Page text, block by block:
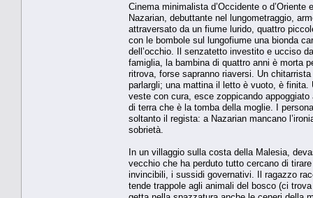
Cinema minimalista d’Occidente o
Nazarian, debuttante nel lungometraggio,
attraversato da un fiume lurido, quattro
con le bombole sul lungofiume una bionda
dell’occhio. Il senzatetto investito e ucciso
famiglia, la bambina di quattro anni è morta
ritrova, forse sapranno riaversi. Un
parlargli; una mattina il letto è vuoto, è
veste con cura, esce zoppicando
di terra che è la tomba della moglie. I
soltanto il regista: a Nazarian mancano
sobrietà.
In un villaggio sulla costa della Malesia,
vecchio che ha perduto tutto cercano di
invincibili, i sussidi governativi. Il ragazzo
tende trappole agli animali del bosco (ci